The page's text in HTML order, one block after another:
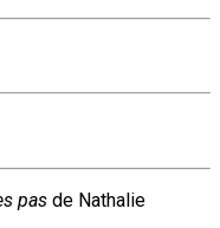
pas de Nathalie